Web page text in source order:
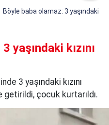
Böyle baba olamaz: 3 yaşındaki
yaşındaki kızını
3 yaşındaki kızını
çocuk kurtarıldı.